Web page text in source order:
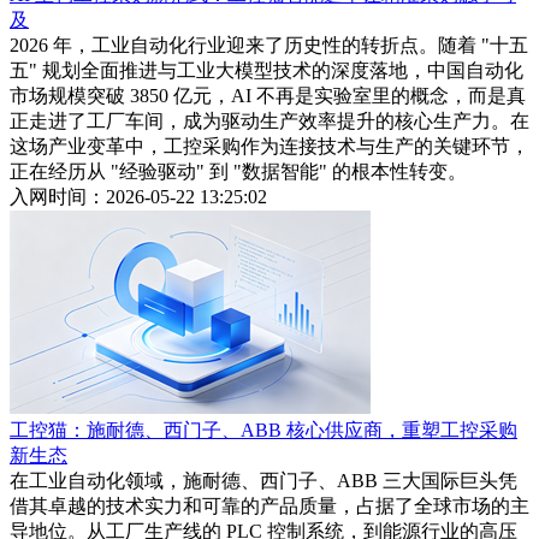
及
2026 年，工业自动化行业迎来了历史性的转折点。随着 "十五
五" 规划全面推进与工业大模型技术的深度落地，中国自动化
市场规模突破 3850 亿元，AI 不再是实验室里的概念，而是真
正走进了工厂车间，成为驱动生产效率提升的核心生产力。在
这场产业变革中，工控采购作为连接技术与生产的关键环节，
正在经历从 "经验驱动" 到 "数据智能" 的根本性转变。
入网时间：2026-05-22 13:25:02
工控猫：施耐德、西门子、ABB 核心供应商，重塑工控采购
新生态
在工业自动化领域，施耐德、西门子、ABB 三大国际巨头凭
借其卓越的技术实力和可靠的产品质量，占据了全球市场的主
导地位。从工厂生产线的 PLC 控制系统，到能源行业的高压